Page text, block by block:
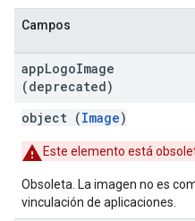
Campos
appLogoImage
(deprecated)
object (Image)
Este elemento está
Obsoleta. La imagen no es
vinculación de aplicaciones.